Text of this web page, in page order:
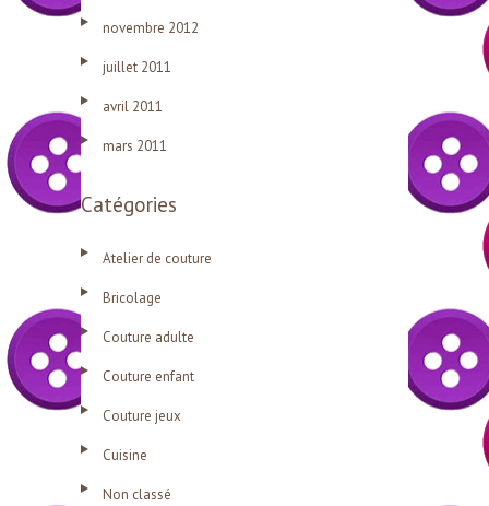
novembre 2012
juillet 2011
avril 2011
mars 2011
Catégories
Atelier de couture
Bricolage
Couture adulte
Couture enfant
Couture jeux
Cuisine
Non classé